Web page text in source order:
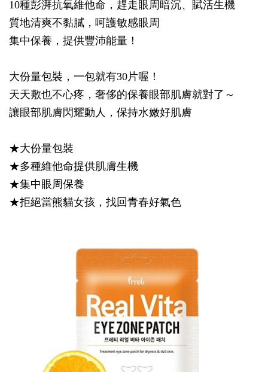
10種彭湃抗氧維他命，趕走眼周暗沉、賦活生機
質地清爽不黏膩，呵護敏感眼周
集中保養，提供豐沛能量！
大份量包裝，一包就有30片喔！
天天敷也不心疼，奢侈的保養眼部肌膚就對了～
讓眼部肌膚閃耀動人，保持水嫩好肌膚
★大份量包裝
★多種維他命提供肌膚生機
★集中眼周保養
★拒絕當熊貓女孩，找回青春好氣色